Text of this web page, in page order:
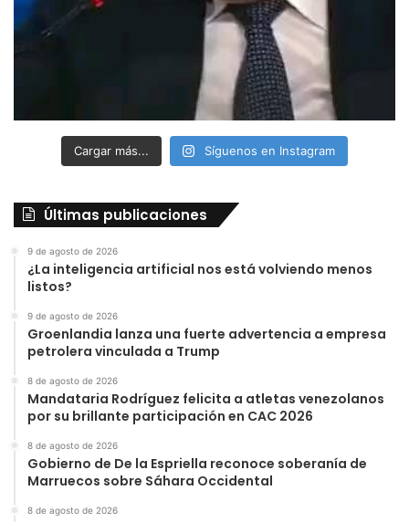
Cargar más... Síguenos en Instagram
Últimas publicaciones
9 de agosto de 2026
¿La inteligencia artificial nos está volviendo menos
listos?
9 de agosto de 2026
Groenlandia lanza una fuerte advertencia a empresa
petrolera vinculada a Trump
8 de agosto de 2026
Mandataria Rodríguez felicita a atletas venezolanos
por su brillante participación en CAC 2026
8 de agosto de 2026
Gobierno de De la Espriella reconoce soberanía de
Marruecos sobre Sáhara Occidental
8 de agosto de 2026